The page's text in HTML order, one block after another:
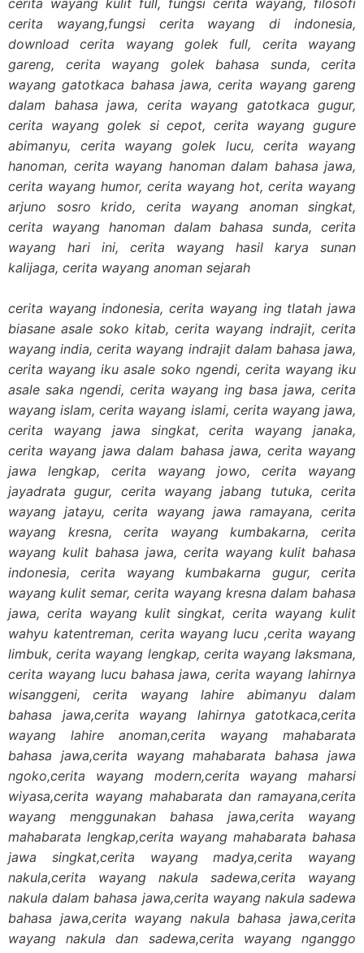
cerita wayang,fungsi cerita wayang di indonesia,
download cerita wayang golek full, cerita wayang
gareng, cerita wayang golek bahasa sunda, cerita
wayang gatotkaca bahasa jawa, cerita wayang gareng
dalam bahasa jawa, cerita wayang gatotkaca gugur,
cerita wayang golek si cepot, cerita wayang gugure
abimanyu, cerita wayang golek lucu, cerita wayang
hanoman, cerita wayang hanoman dalam bahasa jawa,
cerita wayang humor, cerita wayang hot, cerita wayang
arjuno sosro krido, cerita wayang anoman singkat,
cerita wayang hanoman dalam bahasa sunda, cerita
wayang hari ini, cerita wayang hasil karya sunan
kalijaga, cerita wayang anoman sejarah
cerita wayang indonesia, cerita wayang ing tlatah jawa
biasane asale soko kitab, cerita wayang indrajit, cerita
wayang india, cerita wayang indrajit dalam bahasa jawa,
cerita wayang iku asale soko ngendi, cerita wayang iku
asale saka ngendi, cerita wayang ing basa jawa, cerita
wayang islam, cerita wayang islami, cerita wayang jawa,
cerita wayang jawa singkat, cerita wayang janaka,
cerita wayang jawa dalam bahasa jawa, cerita wayang
jawa lengkap, cerita wayang jowo, cerita wayang
jayadrata gugur, cerita wayang jabang tutuka, cerita
wayang jatayu, cerita wayang jawa ramayana, cerita
wayang kresna, cerita wayang kumbakarna, cerita
wayang kulit bahasa jawa, cerita wayang kulit bahasa
indonesia, cerita wayang kumbakarna gugur, cerita
wayang kulit semar, cerita wayang kresna dalam bahasa
jawa, cerita wayang kulit singkat, cerita wayang kulit
wahyu katentreman, cerita wayang lucu ,cerita wayang
limbuk, cerita wayang lengkap, cerita wayang laksmana,
cerita wayang lucu bahasa jawa, cerita wayang lahirnya
wisanggeni, cerita wayang lahire abimanyu dalam
bahasa jawa,cerita wayang lahirnya gatotkaca,cerita
wayang lahire anoman,cerita wayang mahabarata
bahasa jawa,cerita wayang mahabarata bahasa jawa
ngoko,cerita wayang modern,cerita wayang maharsi
wiyasa,cerita wayang mahabarata dan ramayana,cerita
wayang menggunakan bahasa jawa,cerita wayang
mahabarata lengkap,cerita wayang mahabarata bahasa
jawa singkat,cerita wayang madya,cerita wayang
nakula,cerita wayang nakula sadewa,cerita wayang
nakula dalam bahasa jawa,cerita wayang nakula sadewa
bahasa jawa,cerita wayang nakula bahasa jawa,cerita
wayang nakula dan sadewa,cerita wayang nganggo